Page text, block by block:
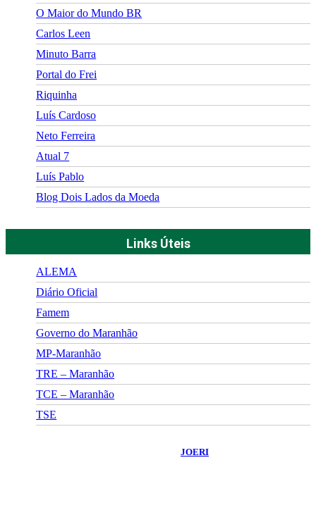
O Maior do Mundo BR
Carlos Leen
Minuto Barra
Portal do Frei
Riquinha
Luís Cardoso
Neto Ferreira
Atual 7
Luís Pablo
Blog Dois Lados da Moeda
Links Úteis
ALEMA
Diário Oficial
Famem
Governo do Maranhão
MP-Maranhão
TRE – Maranhão
TCE – Maranhão
TSE
JOERI